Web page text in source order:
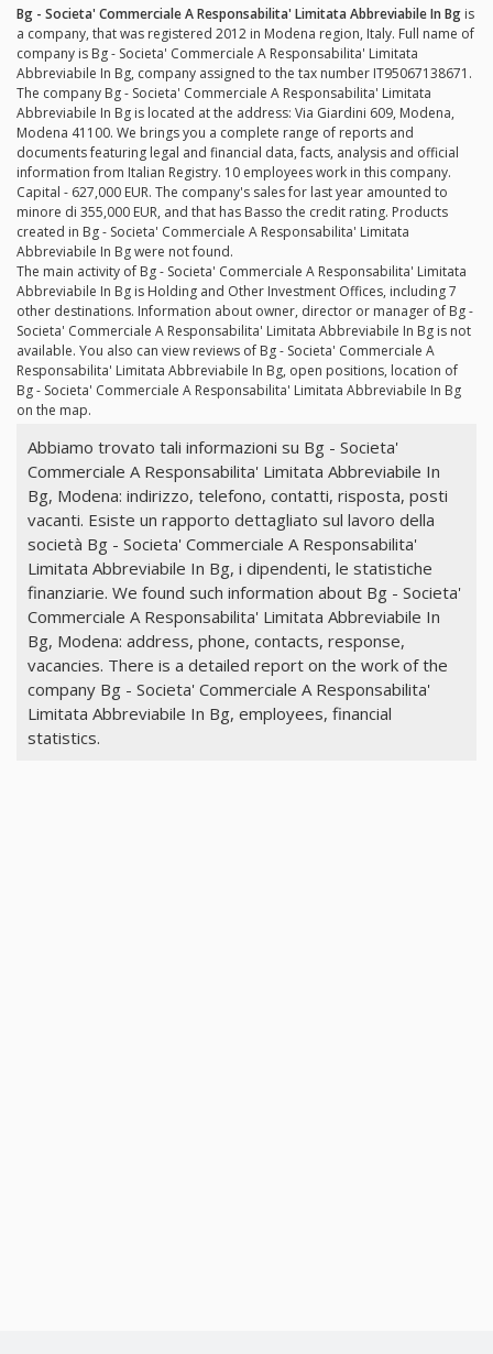
Bg - Societa' Commerciale A Responsabilita' Limitata Abbreviabile In Bg is
a company, that was registered 2012 in Modena region, Italy. Full name of
company is Bg - Societa' Commerciale A Responsabilita' Limitata
Abbreviabile In Bg, company assigned to the tax number IT95067138671.
The company Bg - Societa' Commerciale A Responsabilita' Limitata
Abbreviabile In Bg is located at the address: Via Giardini 609, Modena,
Modena 41100. We brings you a complete range of reports and
documents featuring legal and financial data, facts, analysis and official
information from Italian Registry. 10 employees work in this company.
Capital - 627,000 EUR. The company's sales for last year amounted to
minore di 355,000 EUR, and that has Basso the credit rating. Products
created in Bg - Societa' Commerciale A Responsabilita' Limitata
Abbreviabile In Bg were not found.
The main activity of Bg - Societa' Commerciale A Responsabilita' Limitata
Abbreviabile In Bg is Holding and Other Investment Offices, including 7
other destinations. Information about owner, director or manager of Bg -
Societa' Commerciale A Responsabilita' Limitata Abbreviabile In Bg is not
available. You also can view reviews of Bg - Societa' Commerciale A
Responsabilita' Limitata Abbreviabile In Bg, open positions, location of
Bg - Societa' Commerciale A Responsabilita' Limitata Abbreviabile In Bg
on the map.
Abbiamo trovato tali informazioni su Bg - Societa'
Commerciale A Responsabilita' Limitata Abbreviabile In
Bg, Modena: indirizzo, telefono, contatti, risposta, posti
vacanti. Esiste un rapporto dettagliato sul lavoro della
società Bg - Societa' Commerciale A Responsabilita'
Limitata Abbreviabile In Bg, i dipendenti, le statistiche
finanziarie. We found such information about Bg - Societa'
Commerciale A Responsabilita' Limitata Abbreviabile In
Bg, Modena: address, phone, contacts, response,
vacancies. There is a detailed report on the work of the
company Bg - Societa' Commerciale A Responsabilita'
Limitata Abbreviabile In Bg, employees, financial
statistics.